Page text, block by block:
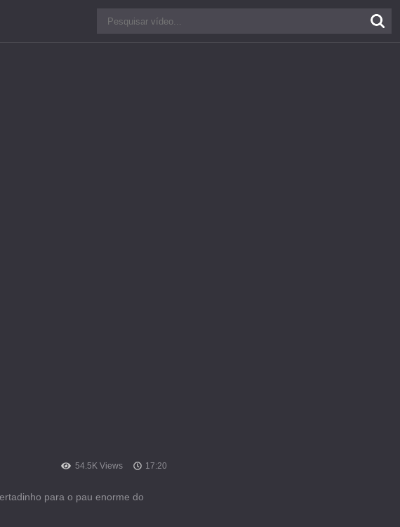
54.5K Views 17:20
para o pau enorme do